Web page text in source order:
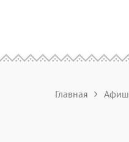
Главная